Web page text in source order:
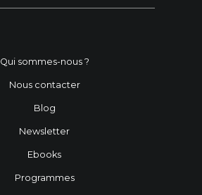
Qui sommes-nous ?
Nous contacter
Blog
Newsletter
Ebooks
Programmes